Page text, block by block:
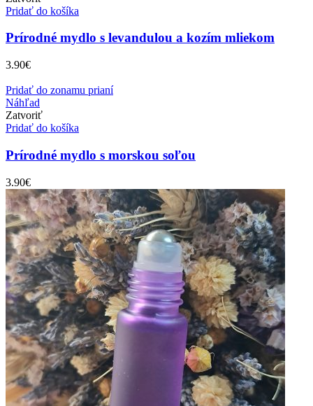
Pridať do košíka
Prírodné mydlo s levandulou a kozím mliekom
3.90€
Pridať do zonamu prianí
Náhľad
Zatvoriť
Pridať do košíka
Prírodné mydlo s morskou soľou
3.90€